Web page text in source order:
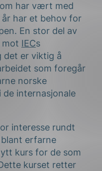
har vært med
har et behov for
En stor del av
mot IECs
det er viktig å
som foregår
norske
de internasjonale
interesse rundt
erfarne
kurs for de som
kurset retter